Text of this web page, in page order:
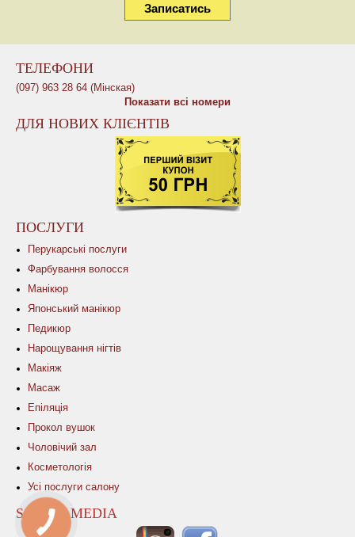
Записатись
ТЕЛЕФОНИ
(097) 963 28 64 (Мінская)
Показати всі номери
ДЛЯ НОВИХ КЛІЄНТІВ
ПОСЛУГИ
Перукарські послуги
Фарбування волосся
Манікюр
Японський манікюр
Педикюр
Нарощування нігтів
Макіяж
Масаж
Епіляція
Прокол вушок
Чоловічий зал
Косметологія
Усі послуги салону
SOCIAL MEDIA